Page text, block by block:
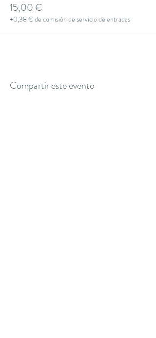
15,00 €
+0,38 € de comisión de servicio de entradas
Compartir este evento